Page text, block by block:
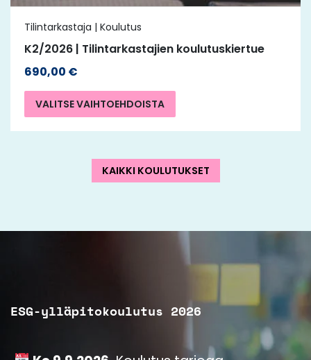
Tilintarkastaja | Koulutus
K2/2026 | Tilintarkastajien koulutuskiertue
690,00 €
VALITSE VAIHTOEHDOISTA
KAIKKI KOULUTUKSET
ESG-ylläpitokoulutus 2026